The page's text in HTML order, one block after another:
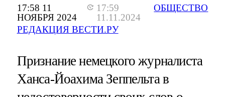
17:58 11
НОЯБРЯ 2024
17:59
11.11.2024
РЕДАКЦИЯ ВЕСТИ.РУ
ОБЩЕСТВО
Признание немецкого журналиста
Ханса-Йоахима Зеппельта в